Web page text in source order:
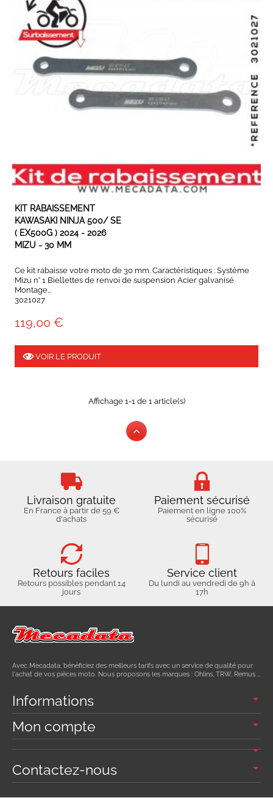
KIT RABAISSEMENT
KAWASAKI NINJA 500/ SE
( EX500G ) 2024 - 2026
MIZU - 30 MM
Ce kit rabaisse votre moto de 30 mm. Caractéristiques : Système
Mizu n° 1 Biellettes de renvoi de suspension Acier galvanisé
Montage...
3021027
119,00 €
VOIR LE PRODUIT
Affichage 1-1 de 1 article(s)
Livraison gratuite
En France à partir de 59 €
d'achats
Paiement sécurisé
Paiement en ligne 100%
sécurisé
Retours faciles
Retours possibles pendant 14
jours
Service client
Du lundi au vendredi de 9h à
17h
Avec Mecadata, bénéficiez des meilleurs tarifs avec un service de qualité pour
l'achat de vos pièces moto. Nous proposons les marques : Ohlins, TRW, Remus ...
Informations
Mon compte
Contactez-nous